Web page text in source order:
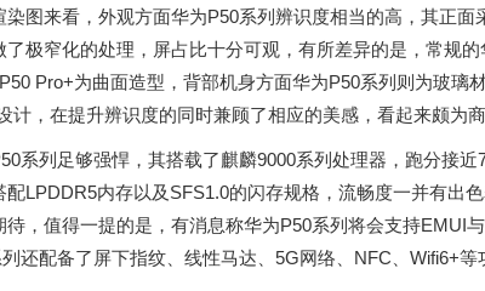
来看，外观方面华为P50系列辨识度相当的高，其正面
极窄化的处理，屏占比十分可观，有所差异的是，常规
Pro+为曲面造型，背部机身方面华为P50系列则为玻璃
计，在提升辨识度的同时兼顾了相应的美感，看起来颇为商
列足够强悍，其搭载了麒麟9000系列处理器，跑分接近
LPDDR5内存以及SFS1.0的闪存规格，流畅度一并有出
待，值得一提的是，有消息称华为P50系列将会支持EMUI
还配备了屏下指纹、线性马达、5G网络、NFC、Wifi6+等